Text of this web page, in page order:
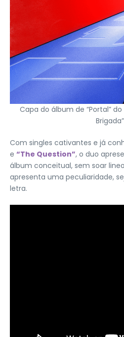
Capa do álbum de “Portal”
Com singles cativantes e já
e “The Question”, o duo
álbum conceitual, sem soar
apresenta uma peculiaridade,
letra.